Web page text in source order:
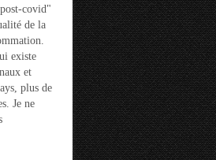
covid"
de la
existe
et
plus de
Je ne